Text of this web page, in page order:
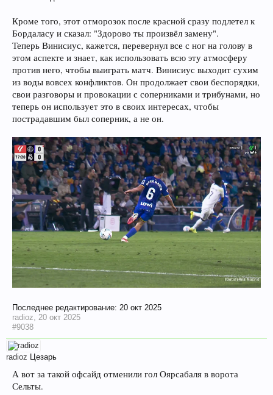
Кроме того, этот отморозок после красной сразу подлетел к
Бордаласу и сказал: "Здорово ты произвёл замену".
Теперь Винисиус, кажется, перевернул все с ног на голову в
этом аспекте и знает, как использовать всю эту атмосферу
против него, чтобы выиграть матч. Винисиус выходит сухим
из воды вовсех конфликтов. Он продолжает свои беспорядки,
свои разговоры и провокации с соперниками и трибунами, но
теперь он использует это в своих интересах, чтобы
пострадавшим был соперник, а не он.
Последнее редактирование: 20 окт 2025
radioz, 20 окт 2025
#9038
radioz Цезарь
А вот за такой офсайд отменили гол Оярсабаля в ворота
Сельты.